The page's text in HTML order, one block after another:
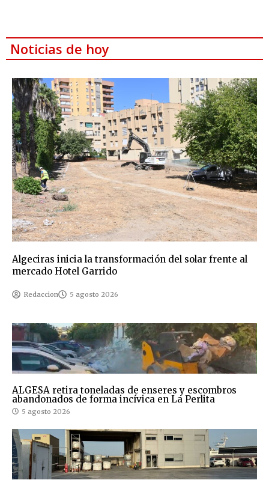
Noticias de hoy
Algeciras inicia la transformación del solar frente al
mercado Hotel Garrido
Redaccion 5 agosto 2026
ALGESA retira toneladas de enseres y escombros
abandonados de forma incívica en La Perlita
5 agosto 2026